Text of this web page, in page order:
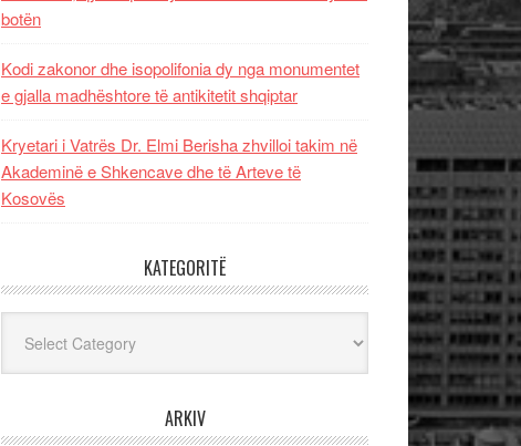
botën
Kodi zakonor dhe isopolifonia dy nga monumentet
e gjalla madhështore të antikitetit shqiptar
Kryetari i Vatrës Dr. Elmi Berisha zhvilloi takim në
Akademinë e Shkencave dhe të Arteve të
Kosovës
KATEGORITË
ARKIV